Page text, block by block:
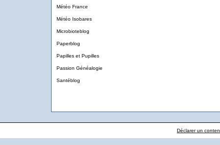
Météo France
Météo Isobares
Microbioteblog
Paperblog
Papilles et Pupilles
Passion Généalogie
Santéblog
Déclarer un